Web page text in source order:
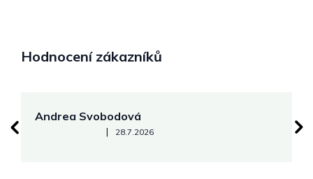
Hodnocení zákazníků
Andrea Svobodová
Hodnocení obchodu je 5 z 5 hvězdiček.
| 28.7.2026